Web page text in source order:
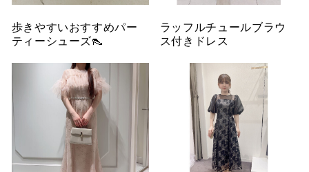
歩きやすいおすすめパー
ティーシューズ👠
ラッフルチュールブラウ
ス付きドレス